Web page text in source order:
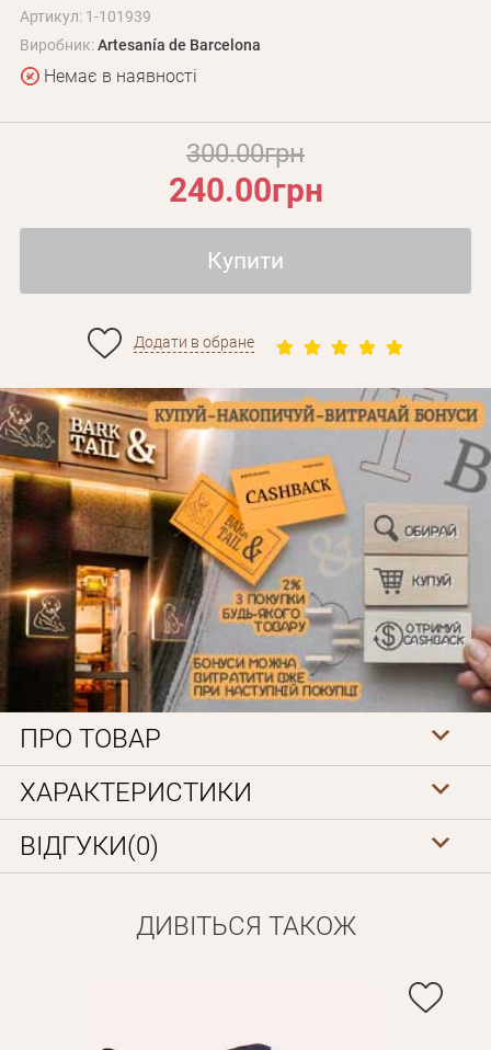
Артикул: 1-101939
Виробник:Artesanía de Barcelona
Немає в наявності
300.00грн
240.00грн
Купити
Додати в обране
ПРО ТОВАР
ХАРАКТЕРИСТИКИ
ВІДГУКИ(0)
ДИВІТЬСЯ ТАКОЖ
Особисті дані